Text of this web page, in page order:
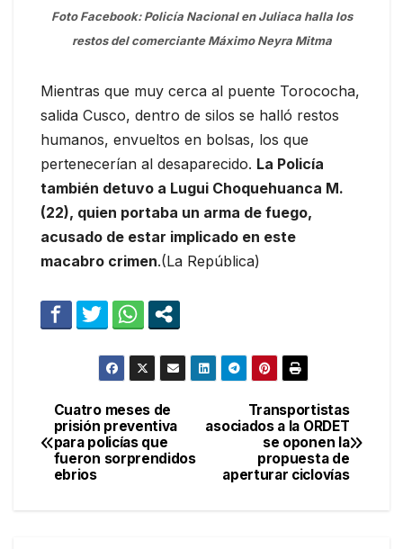
Foto Facebook: Policía Nacional en Juliaca halla los
restos del comerciante Máximo Neyra Mitma
Mientras que muy cerca al puente Torococha,
salida Cusco, dentro de silos se halló restos
humanos, envueltos en bolsas, los que
pertenecerían al desaparecido. La Policía
también detuvo a Lugui Choquehuanca M.
(22), quien portaba un arma de fuego,
acusado de estar implicado en este
macabro crimen.(La República)
Navegación
de
Transportistas
asociados a la ORDET
se oponen la
propuesta de
aperturar ciclovías
Cuatro meses de
prisión preventiva
para policías que
fueron sorprendidos
ebrios